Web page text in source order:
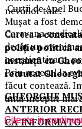
Curții de Apel
Mușat a fost
Curteaa
poliție politică
instanță cu
recrutat
GHEORGHE
ANTERIOR
CA
nevoilor tale.
Caravana
decât un
conștientizare,
Prin accesul la
făcut contează.
unui început mai
Citeste in